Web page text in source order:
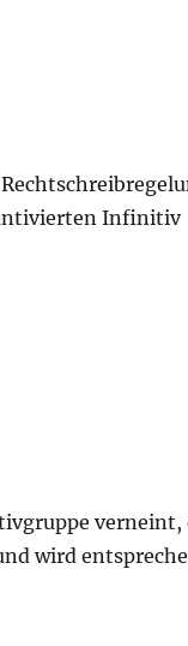
Infinitiv
verneint,
wird